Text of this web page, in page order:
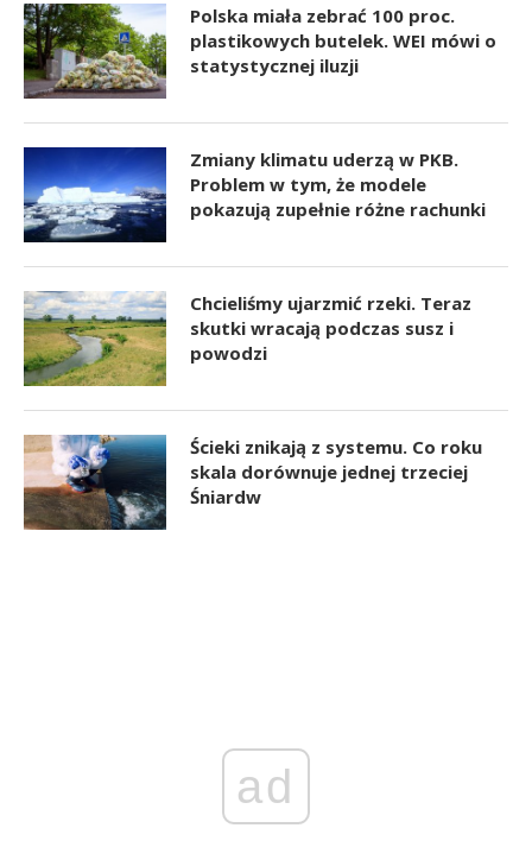
Polska miała zebrać 100 proc.
plastikowych butelek. WEI mówi o
statystycznej iluzji
Zmiany klimatu uderzą w PKB.
Problem w tym, że modele
pokazują zupełnie różne rachunki
Chcieliśmy ujarzmić rzeki. Teraz
skutki wracają podczas susz i
powodzi
Ścieki znikają z systemu. Co roku
skala dorównuje jednej trzeciej
Śniardw
ad